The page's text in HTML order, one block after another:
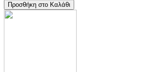
Προσθήκη στο Καλάθι